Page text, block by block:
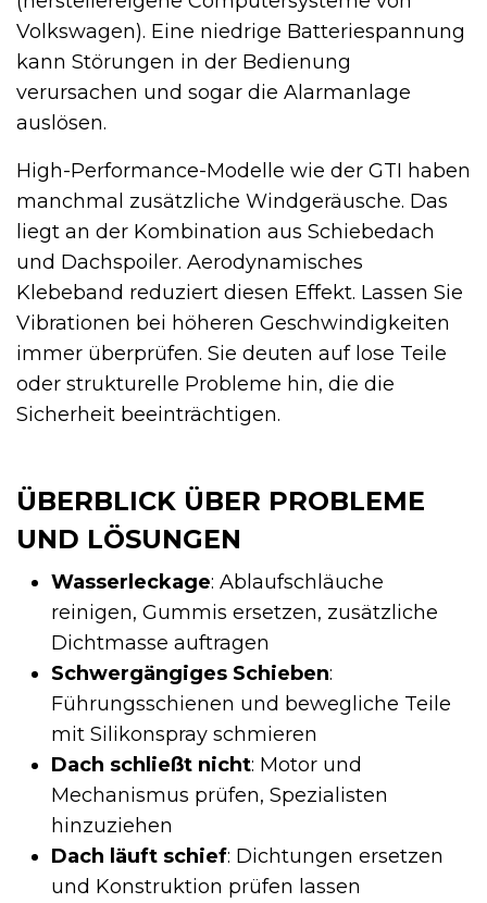
Volkswagen). Eine niedrige Batteriespannung
kann Störungen in der Bedienung
verursachen und sogar die Alarmanlage
auslösen.
High-Performance-Modelle wie der GTI haben
manchmal zusätzliche Windgeräusche. Das
liegt an der Kombination aus Schiebedach
und Dachspoiler. Aerodynamisches
Klebeband reduziert diesen Effekt. Lassen Sie
Vibrationen bei höheren Geschwindigkeiten
immer überprüfen. Sie deuten auf lose Teile
oder strukturelle Probleme hin, die die
Sicherheit beeinträchtigen.
ÜBERBLICK ÜBER PROBLEME
UND LÖSUNGEN
Wasserleckage: Ablaufschläuche
reinigen, Gummis ersetzen, zusätzliche
Dichtmasse auftragen
Schwergängiges Schieben:
Führungsschienen und bewegliche Teile
mit Silikonspray schmieren
Dach schließt nicht: Motor und
Mechanismus prüfen, Spezialisten
hinzuziehen
Dach läuft schief: Dichtungen ersetzen
und Konstruktion prüfen lassen